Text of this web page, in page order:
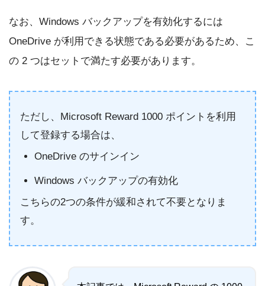
なお、Windows バックアップを有効化するには
OneDrive が利用できる状態である必要があるため、こ
の 2 つはセットで満たす必要があります。
ただし、Microsoft Reward 1000 ポイントを利用
して登録する場合は、
OneDrive のサインイン
Windows バックアップの有効化
こちらの2つの条件が緩和されて不要となりま
す。